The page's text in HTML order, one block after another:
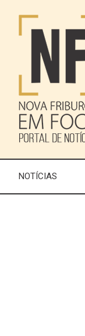
NOTÍCIAS